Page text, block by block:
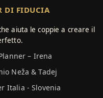
DI FIDUCIA
aiuta le coppie a creare il
– Irena
Neža & Tadej
Italia - Slovenia